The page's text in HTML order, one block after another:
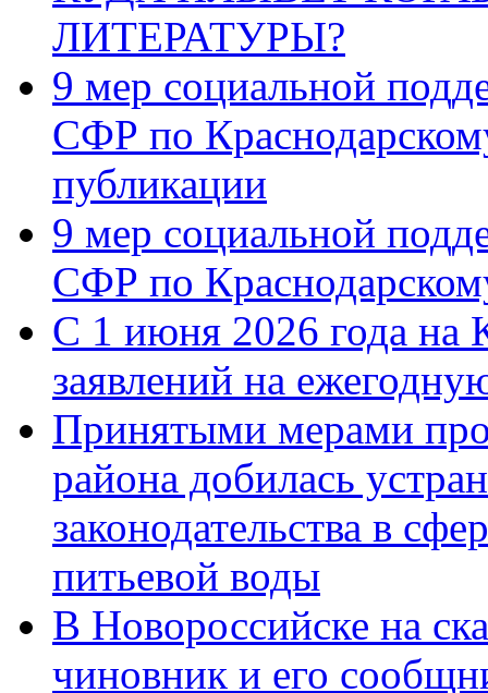
ЛИТЕРАТУРЫ?
9 мер социальной
СФР по
публикации
9 мер социальной
СФР по
С 1 июня 2026 года на
заявлений на
Принятыми мерами
района добилась
законодательства в
питьевой воды
В Новороссийске на
чиновник и его